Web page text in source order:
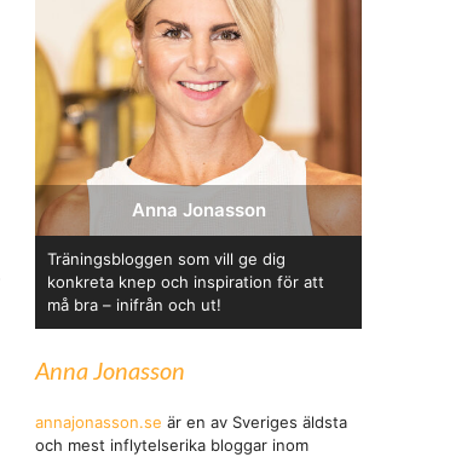
Anna Jonasson
Träningsbloggen som vill ge dig
konkreta knep och inspiration för att
må bra – inifrån och ut!
Anna Jonasson
annajonasson.se är en av Sveriges äldsta
och mest inflytelserika bloggar inom